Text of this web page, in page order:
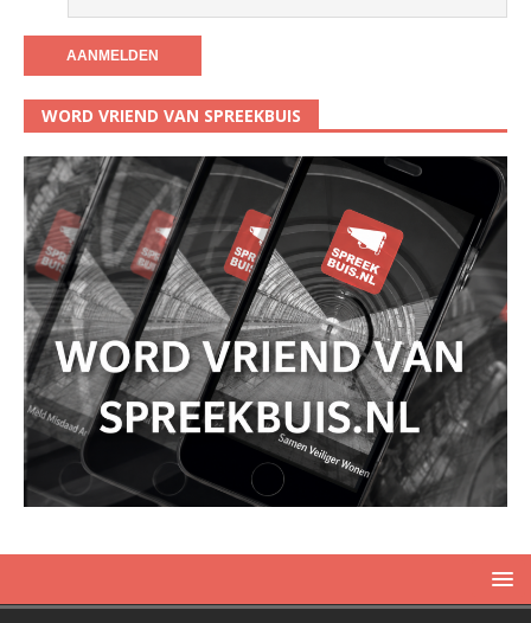
WORD VRIEND VAN SPREEKBUIS